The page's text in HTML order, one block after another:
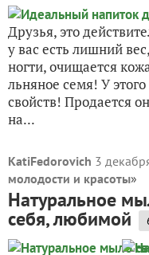
Друзья, это
у вас есть лишний
ногти, очищается
льняное семя! У
свойств! Продается
на...
KatiFedorovich 3
молодости и красоты»
Натуральное
себя, любимой